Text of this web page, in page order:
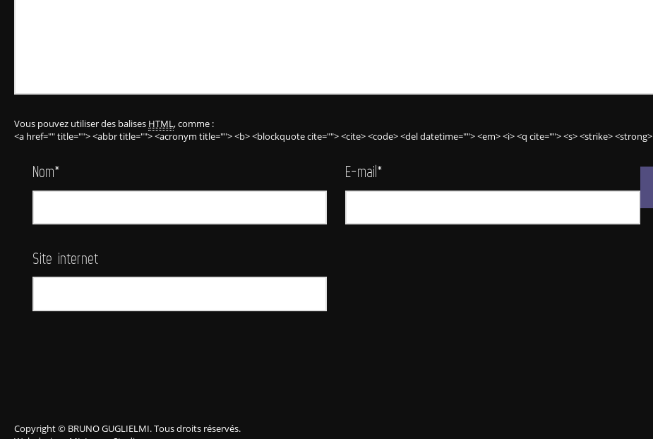
Vous pouvez utiliser des balises HTML, comme :
<a href="" title=""> <abbr title=""> <acronym title=""> <b> <blockquote cite=""> <cite> <code> <del datetime=""> <em> <i> <q cite=""> <s> <strike> <strong>
Nom* E-mail*
Site internet
Copyright © BRUNO GUGLIELMI. Tous droits réservés.